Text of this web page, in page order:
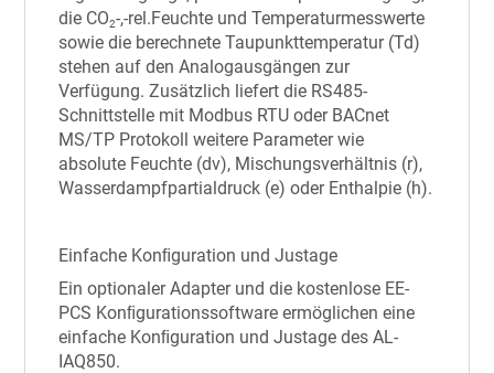
die CO2-,-rel.Feuchte und Temperaturmesswerte
sowie die berechnete Taupunkttemperatur (Td)
stehen auf den Analogausgängen zur
Verfügung. Zusätzlich liefert die RS485-
Schnittstelle mit Modbus RTU oder BACnet
MS/TP Protokoll weitere Parameter wie
absolute Feuchte (dv), Mischungsverhältnis (r),
Wasserdampfpartialdruck (e) oder Enthalpie (h).
Einfache Konﬁguration und Justage
Ein optionaler Adapter und die kostenlose EE-
PCS Konﬁgurationssoftware ermöglichen eine
einfache Konﬁguration und Justage des AL-
IAQ850.